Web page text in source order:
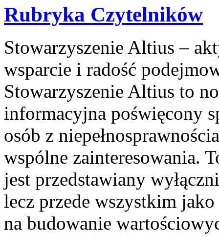
Rubryka Czytelników
Stowarzyszenie Altius –
wsparcie i radość
Stowarzyszenie Altius to
informacyjna poświęcony
osób z
wspólne zainteresowania.
jest przedstawiany
lecz przede wszystkim
na budowanie